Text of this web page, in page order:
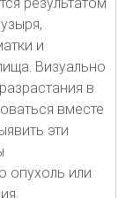
и
Визуально
в
вместе
эти
опухоль или